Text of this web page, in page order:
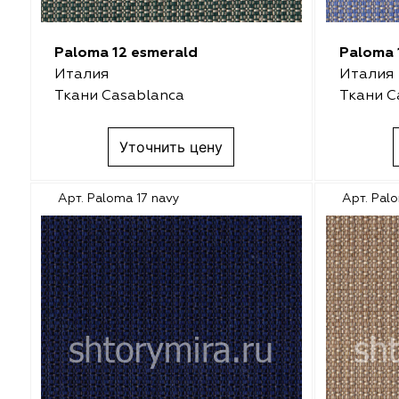
Marufabrics
La Luxe
Prime-Sama
Dimout
Elysium
Marufabrics
La Luxe
Prime-Sama
Dimout
Elysium
Paloma 12 esmerald
Италия
Ткани Casablanca
Уточнить цену
Paloma
Италия
Ткани
Арт. Paloma 17 navy Арт.